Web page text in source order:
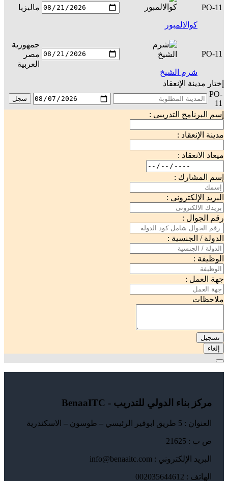
PO-11
كوالالمبور
ماليزيا
PO-11
شرم الشيخ
جمهورية
مصر
العربية
إختار مدينة الإنعقاد
PO-
11
سجل
إسم البرنامج التدريبى :
مدينة الإنعقاد :
ميعاد الانعقاد :
إسم المشارك :
البريد الإلكترونى :
رقم الجوال :
الدولة / الجنسية :
الوظيفة :
جهة العمل :
ملاحظات
تسجيل
إلغاء
مركز بناء الدولي للتدريب - BenaaITC
العنوان : 5 طريق ابوقير الرئيسي – طوسون – الاسكندرية
ص ب : 21625
البريد الإلكتروني : info@benaaitc.com
الهاتف : 002035644612